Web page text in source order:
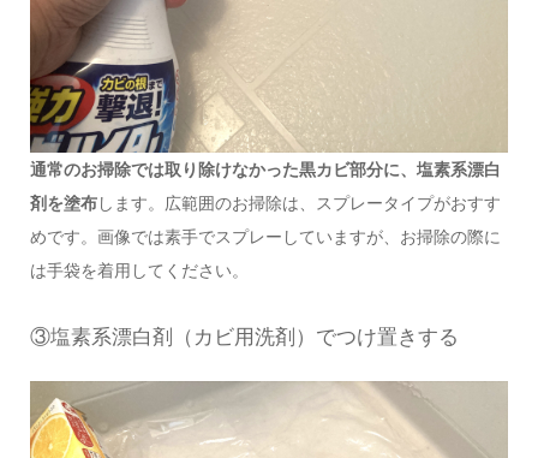
通常のお掃除では取り除けなかった黒カビ部分に、塩素系漂白
剤を塗布します。広範囲のお掃除は、スプレータイプがおすす
めです。画像では素手でスプレーしていますが、お掃除の際に
は手袋を着用してください。
③塩素系漂白剤（カビ用洗剤）でつけ置きする